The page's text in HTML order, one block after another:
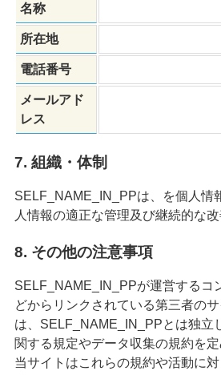
名称
所在地
電話番号
メールアド
レス
7. 組織・体制
SELF_NAME_IN_PPは、を個人情
人情報の適正な管理及び継続的な改
8. その他の注意事項
SELF_NAME_IN_PPが運営するコ
どからリンクされている第三者の
は、SELF_NAME_IN_PPとは独立
関する規定やデータ収集の規約を定
当サイトはこれらの規約や活動に